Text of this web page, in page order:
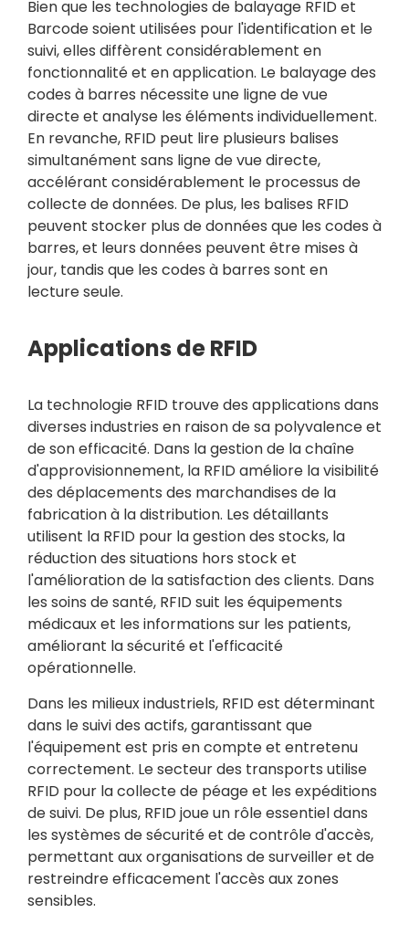
Bien que les technologies de balayage RFID et
Barcode soient utilisées pour l'identification et le
suivi, elles diffèrent considérablement en
fonctionnalité et en application. Le balayage des
codes à barres nécessite une ligne de vue
directe et analyse les éléments individuellement.
En revanche, RFID peut lire plusieurs balises
simultanément sans ligne de vue directe,
accélérant considérablement le processus de
collecte de données. De plus, les balises RFID
peuvent stocker plus de données que les codes à
barres, et leurs données peuvent être mises à
jour, tandis que les codes à barres sont en
lecture seule.
Applications de RFID
La technologie RFID trouve des applications dans
diverses industries en raison de sa polyvalence et
de son efficacité. Dans la gestion de la chaîne
d'approvisionnement, la RFID améliore la visibilité
des déplacements des marchandises de la
fabrication à la distribution. Les détaillants
utilisent la RFID pour la gestion des stocks, la
réduction des situations hors stock et
l'amélioration de la satisfaction des clients. Dans
les soins de santé, RFID suit les équipements
médicaux et les informations sur les patients,
améliorant la sécurité et l'efficacité
opérationnelle.
Dans les milieux industriels, RFID est déterminant
dans le suivi des actifs, garantissant que
l'équipement est pris en compte et entretenu
correctement. Le secteur des transports utilise
RFID pour la collecte de péage et les expéditions
de suivi. De plus, RFID joue un rôle essentiel dans
les systèmes de sécurité et de contrôle d'accès,
permettant aux organisations de surveiller et de
restreindre efficacement l'accès aux zones
sensibles.